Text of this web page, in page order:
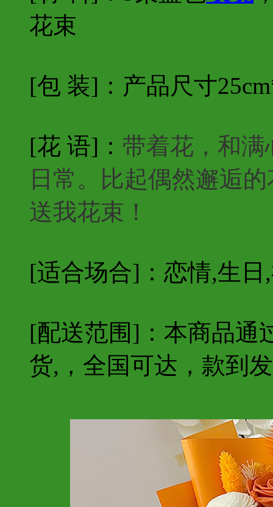
花束
[包 装]：产品尺寸
[花 语]： 带着花，和
日常。比起偶然邂逅
送我花束！
[适合场合]：恋情,生日
[配送范围]：本商品通
货,，全国可达，款到